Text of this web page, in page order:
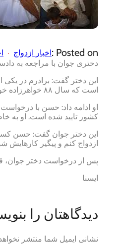
Posted on : اخبار ازدواج
دختری جوان با مراجعه به
این دختر گفت: برادرم در
است که سال ۸۸ خواهرزاده خود را در محله اتابک به قتل رسانده است.
او ادامه داد: حسن با
کشور تایید شده است. او به
این دختر جوان گفت: حسن
ازدواج کنم و پیگیر کارهایش
پس از درخواست دختر جوان،
ایسنا
دیدگاهتان را
نشانی ایمیل شما منتشر